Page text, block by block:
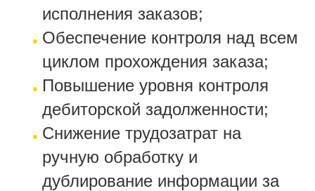
исполнения заказов;
Обеспечение контроля над всем
циклом прохождения заказа;
Повышение уровня контроля
дебиторской задолженности;
Снижение трудозатрат на
ручную обработку и
дублирование информации за